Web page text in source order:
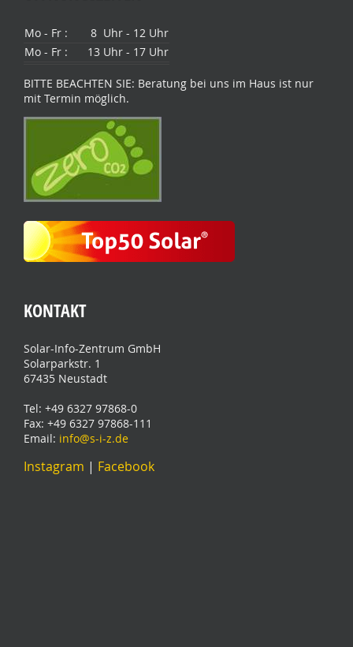
Mo - Fr :
8 Uhr - 12 Uhr
Mo - Fr :
13 Uhr - 17 Uhr
BITTE BEACHTEN SIE: Beratung bei uns im Haus ist nur
mit Termin möglich.
KONTAKT
Solar-Info-Zentrum GmbH
Solarparkstr. 1
67435 Neustadt
Tel: +49 6327 97868-0
Fax: +49 6327 97868-111
Email: info@s-i-z.de
Instagram | Facebook